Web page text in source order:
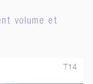
volume et